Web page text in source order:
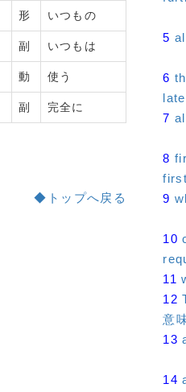
形 いつもの
副 いつもは
動 使う
副 完全に
◆トップへ戻る
/
5
/
6
7
/
8
first
9
/
10
11
12
意
13
/
14